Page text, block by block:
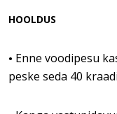
HOOLDUS
• Enne voodipesu
peske seda 40